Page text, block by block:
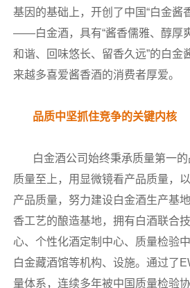
基因的基础上，开创了中国“白金酱
——白金酒，具有“酱香儒雅、醇厚
和谐、回味悠长、留香久远”的白金
来越多喜爱酱香酒的消费者厚爱。
品质中坚抓住竞争的关键内核
白金酒公司始终秉承质量第一
质量至上，用显微镜看产品质量，
产品质量，努力建设白金酒生产基
香工艺的酿造基地，拥有白酒联合
心、个性化酒定制中心、质量检验
白金藏酒馆等机构、设施。通过了
量体系，连续多年被中国质量检验